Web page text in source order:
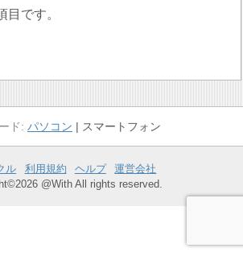
目です。
パソコン スマートフォン
ル 利用規約 ヘルプ
運営会社
@With All rights reserved.